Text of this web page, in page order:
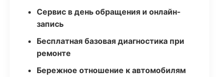
Сервис в день обращения и онлайн-
запись
Бесплатная базовая диагностика при
ремонте
Бережное отношение к автомобилям